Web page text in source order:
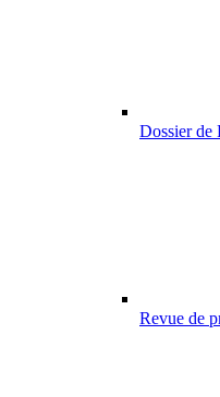
Dossier de
Revue de